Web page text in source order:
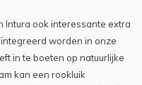
Intura ook interessante extra
worden in onze
in te boeten op natuurlijke
kan een rookluik